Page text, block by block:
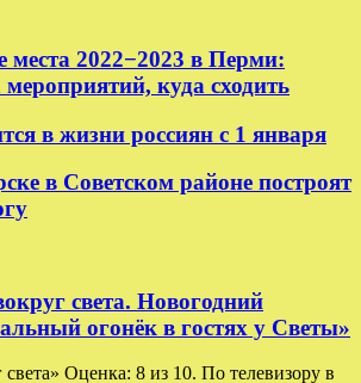
места 2022−2023 в Перми:
куда сходить
в жизни россиян с 1 января
в Советском районе построят
света. Новогодний
огонёк в гостях у Светы»
Оценка: 8 из 10. По телевизору в